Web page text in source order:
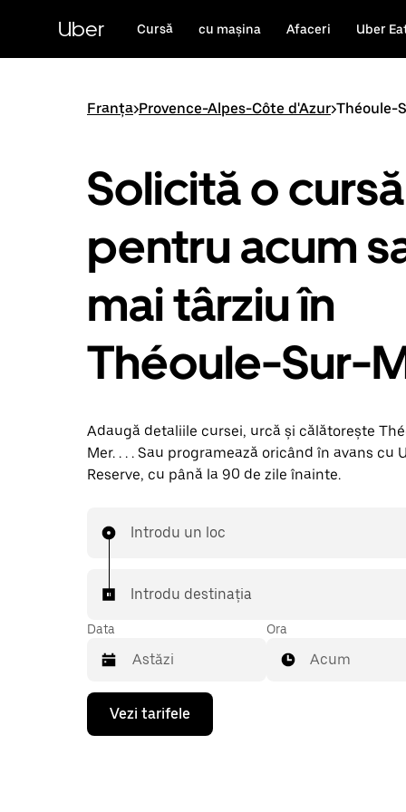
conținutul
principal
Uber Cursă cu mașina Afaceri Uber
Franța>Provence-Alpes-Côte d'Azur>Théoule-
Solicită o cursă
pentru acum
mai târziu în
Théoule-Sur-
Adaugă detaliile cursei, urcă și călătorește
Mer. . . . Sau programează oricând în avans cu
Reserve, cu până la 90 de zile înainte.
Introdu un loc
Introdu destinația
Data
Pentru
deschide
Ora
Acum
Vezi tarifele